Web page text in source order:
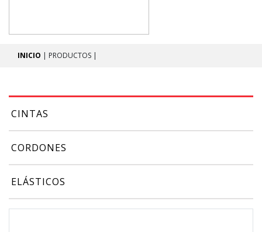
INICIO | PRODUCTOS |
CINTAS
CORDONES
ELÁSTICOS